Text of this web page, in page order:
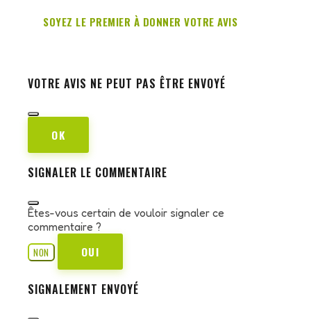
SOYEZ LE PREMIER À DONNER VOTRE AVIS
VOTRE AVIS NE PEUT PAS ÊTRE ENVOYÉ
OK
SIGNALER LE COMMENTAIRE
Êtes-vous certain de vouloir signaler ce
commentaire ?
NON
OUI
SIGNALEMENT ENVOYÉ